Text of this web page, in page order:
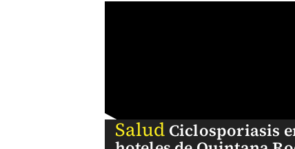
Salud Ciclosporiasis